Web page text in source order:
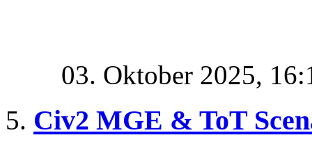
03. Oktober 2025,
Civ2 MGE & ToT